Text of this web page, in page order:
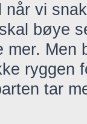
når vi
bøye
Men
ryggen
tar